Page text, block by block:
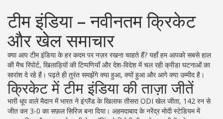
टीम इंडिया – नवीनतम क्रिकेट
और खेल समाचार
क्या आप टीम इंडिया के हर कदम पर नज़र रखना चाहते हैं? यहाँ हम आपको सबसे हाल
की मैच रिपोर्ट, खिलाड़ियों की टिप्पणियाँ और देश‑विदेश में चल रही क्रीडा घटनाओं का
सारांश दे रहे हैं। पढ़ते ही तुरंत समझेंगे क्या हुआ, क्यों हुआ और आगे क्या उम्मीद है।
क्रिकेट में टीम इंडिया की ताज़ा जीतें
भारी धूप वाले मैदान में भारत ने इंग्लैंड के खिलाफ तीसरा ODI खेल जीता, 142 रन से
जीत कर 3-0 का सफ़ल सिरिज बना दिया। अहमदाबाद के नरेंद्र मोदी स्टेडियम में